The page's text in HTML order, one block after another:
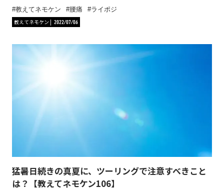
教えてネモケン 腰痛
ライポジ
教えてネモケン
2022/07/06
猛暑日続きの真夏に、ツーリングで注意すべきこと
は？【教えてネモケン106】